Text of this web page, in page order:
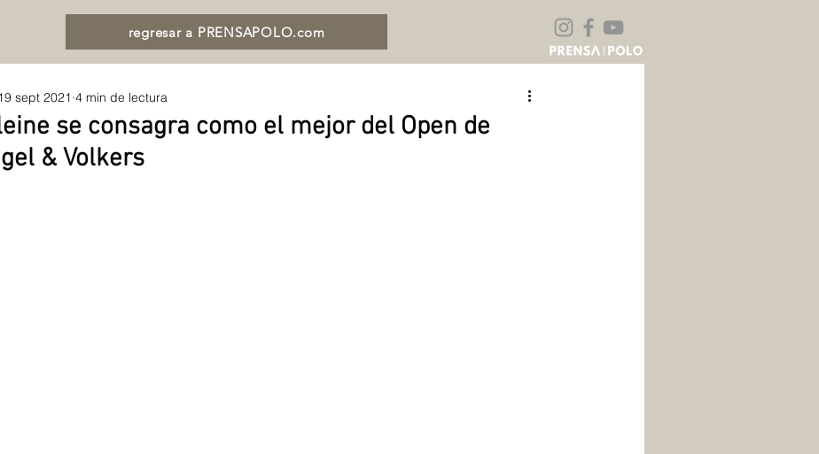
regresar a PRENSAPOLO.com
se consagra como el mejor del Open de
& Volkers
sept 2021 4 min de lectura